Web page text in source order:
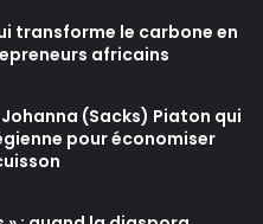
transforme le carbone en
africains
(Sacks) Piaton qui
pour économiser